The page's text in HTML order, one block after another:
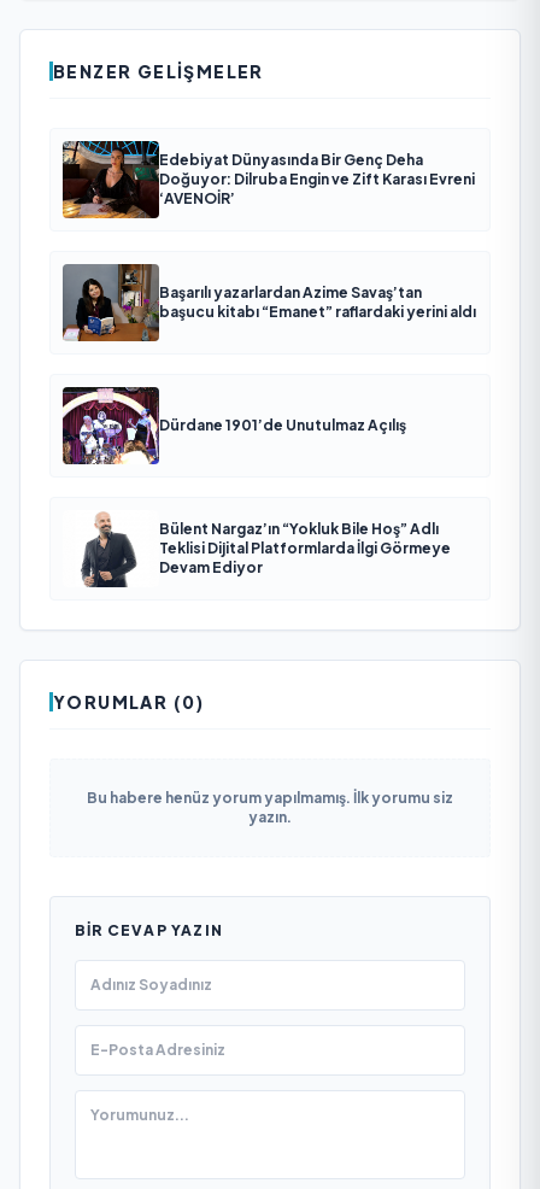
BENZER GELIŞMELER
Edebiyat Dünyasında Bir Genç Deha
Doğuyor: Dilruba Engin ve Zift Karası Evreni
‘AVENOİR’
Başarılı yazarlardan Azime Savaş’tan
başucu kitabı “Emanet” raflardaki yerini aldı
Dürdane 1901’de Unutulmaz Açılış
Bülent Nargaz’ın “Yokluk Bile Hoş” Adlı
Teklisi Dijital Platformlarda İlgi Görmeye
Devam Ediyor
YORUMLAR (0)
Bu habere henüz yorum yapılmamış. İlk yorumu siz
yazın.
BIR CEVAP YAZIN